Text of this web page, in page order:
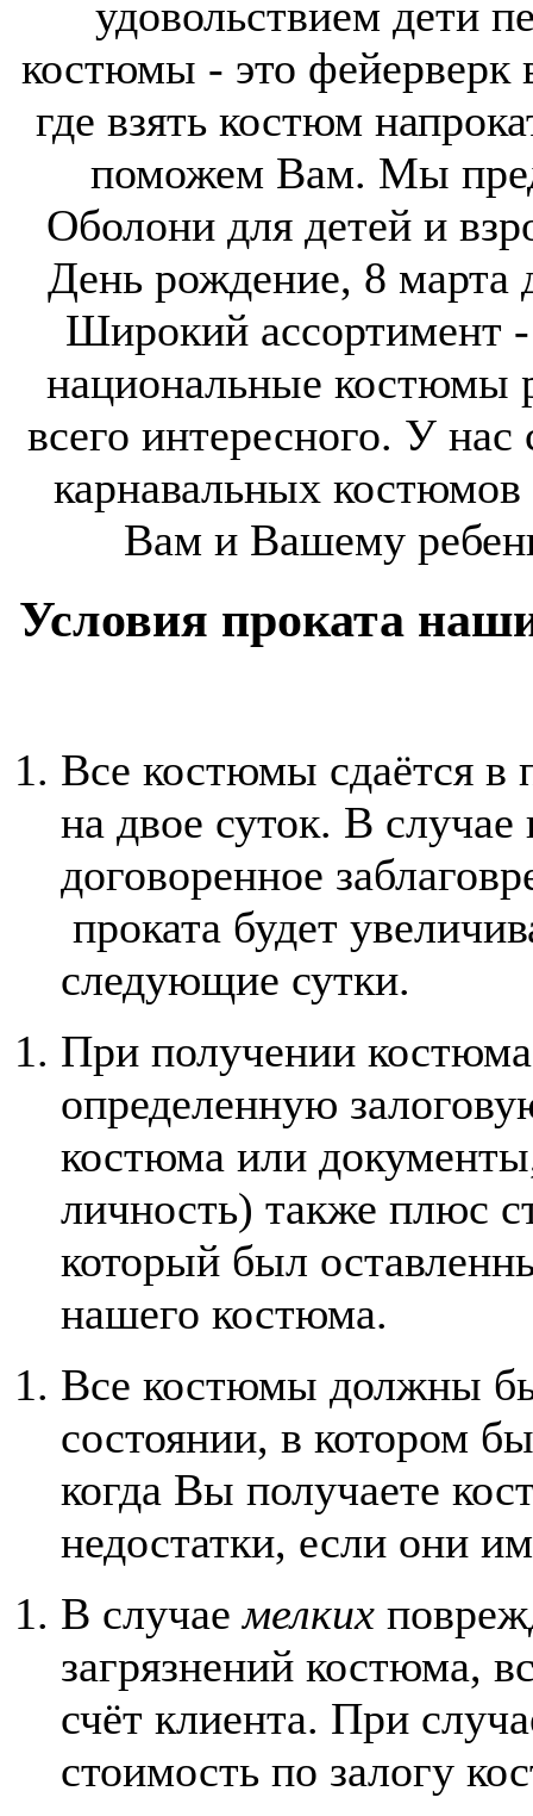
удовольствием дети
костюмы - это
где взять костюм
поможем Вам. Мы
Оболони для детей и
День рождение, 8 марта
Широкий ассортимент
национальные костюмы
всего интересного. У
карнавальных
Вам и Вашему
Условия проката
Все костюмы сдаётся в
на двое суток. В
договоренное
проката будет
следующие сутки.
При получении
определенную
костюма или
личность) также плюс
который был
нашего костюма.
Все костюмы должны
состоянии, в котором
когда Вы получаете
недостатки, если они
В случаемелких
загрязнений костюма,
счёт клиента. При
стоимость по залогу